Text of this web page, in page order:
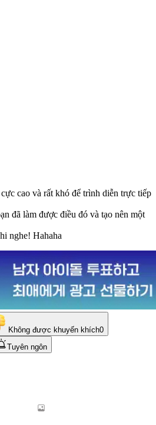
cao và rất khó để trình diễn trực tiếp
đã làm được điều đó và tạo nên một
nghe! Hahaha
Không được khuyến khích0
Tuyên ngôn